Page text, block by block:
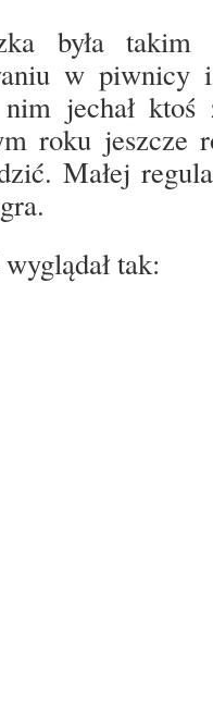
była takim
w piwnicy
jechał
roku jeszcze
Małej
tak: